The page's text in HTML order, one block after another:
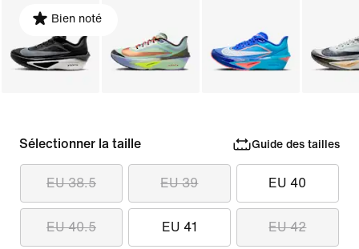
Bien noté
Sélectionner la taille Guide des tailles
EU 38.5 EU 39 EU 40
EU 40.5 EU 41 EU 42